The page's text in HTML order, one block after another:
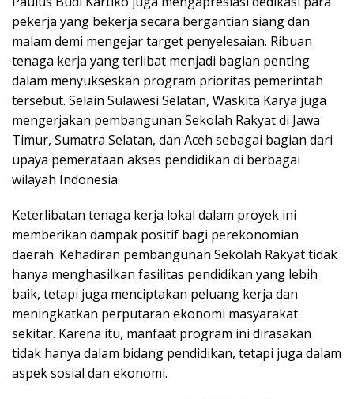
pekerja yang bekerja secara bergantian siang dan
malam demi mengejar target penyelesaian. Ribuan
tenaga kerja yang terlibat menjadi bagian penting
dalam menyukseskan program prioritas pemerintah
tersebut. Selain Sulawesi Selatan, Waskita Karya juga
mengerjakan pembangunan Sekolah Rakyat di Jawa
Timur, Sumatra Selatan, dan Aceh sebagai bagian dari
upaya pemerataan akses pendidikan di berbagai
wilayah Indonesia.
Keterlibatan tenaga kerja lokal dalam proyek ini
memberikan dampak positif bagi perekonomian
daerah. Kehadiran pembangunan Sekolah Rakyat tidak
hanya menghasilkan fasilitas pendidikan yang lebih
baik, tetapi juga menciptakan peluang kerja dan
meningkatkan perputaran ekonomi masyarakat
sekitar. Karena itu, manfaat program ini dirasakan
tidak hanya dalam bidang pendidikan, tetapi juga dalam
aspek sosial dan ekonomi.